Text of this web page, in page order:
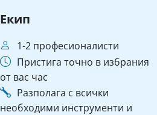
Екип
1-2 професионалисти
Пристига точно в избрания
от вас час
Разполага с всички
необходими инструменти и